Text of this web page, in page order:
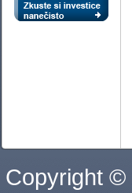
Copyright ©